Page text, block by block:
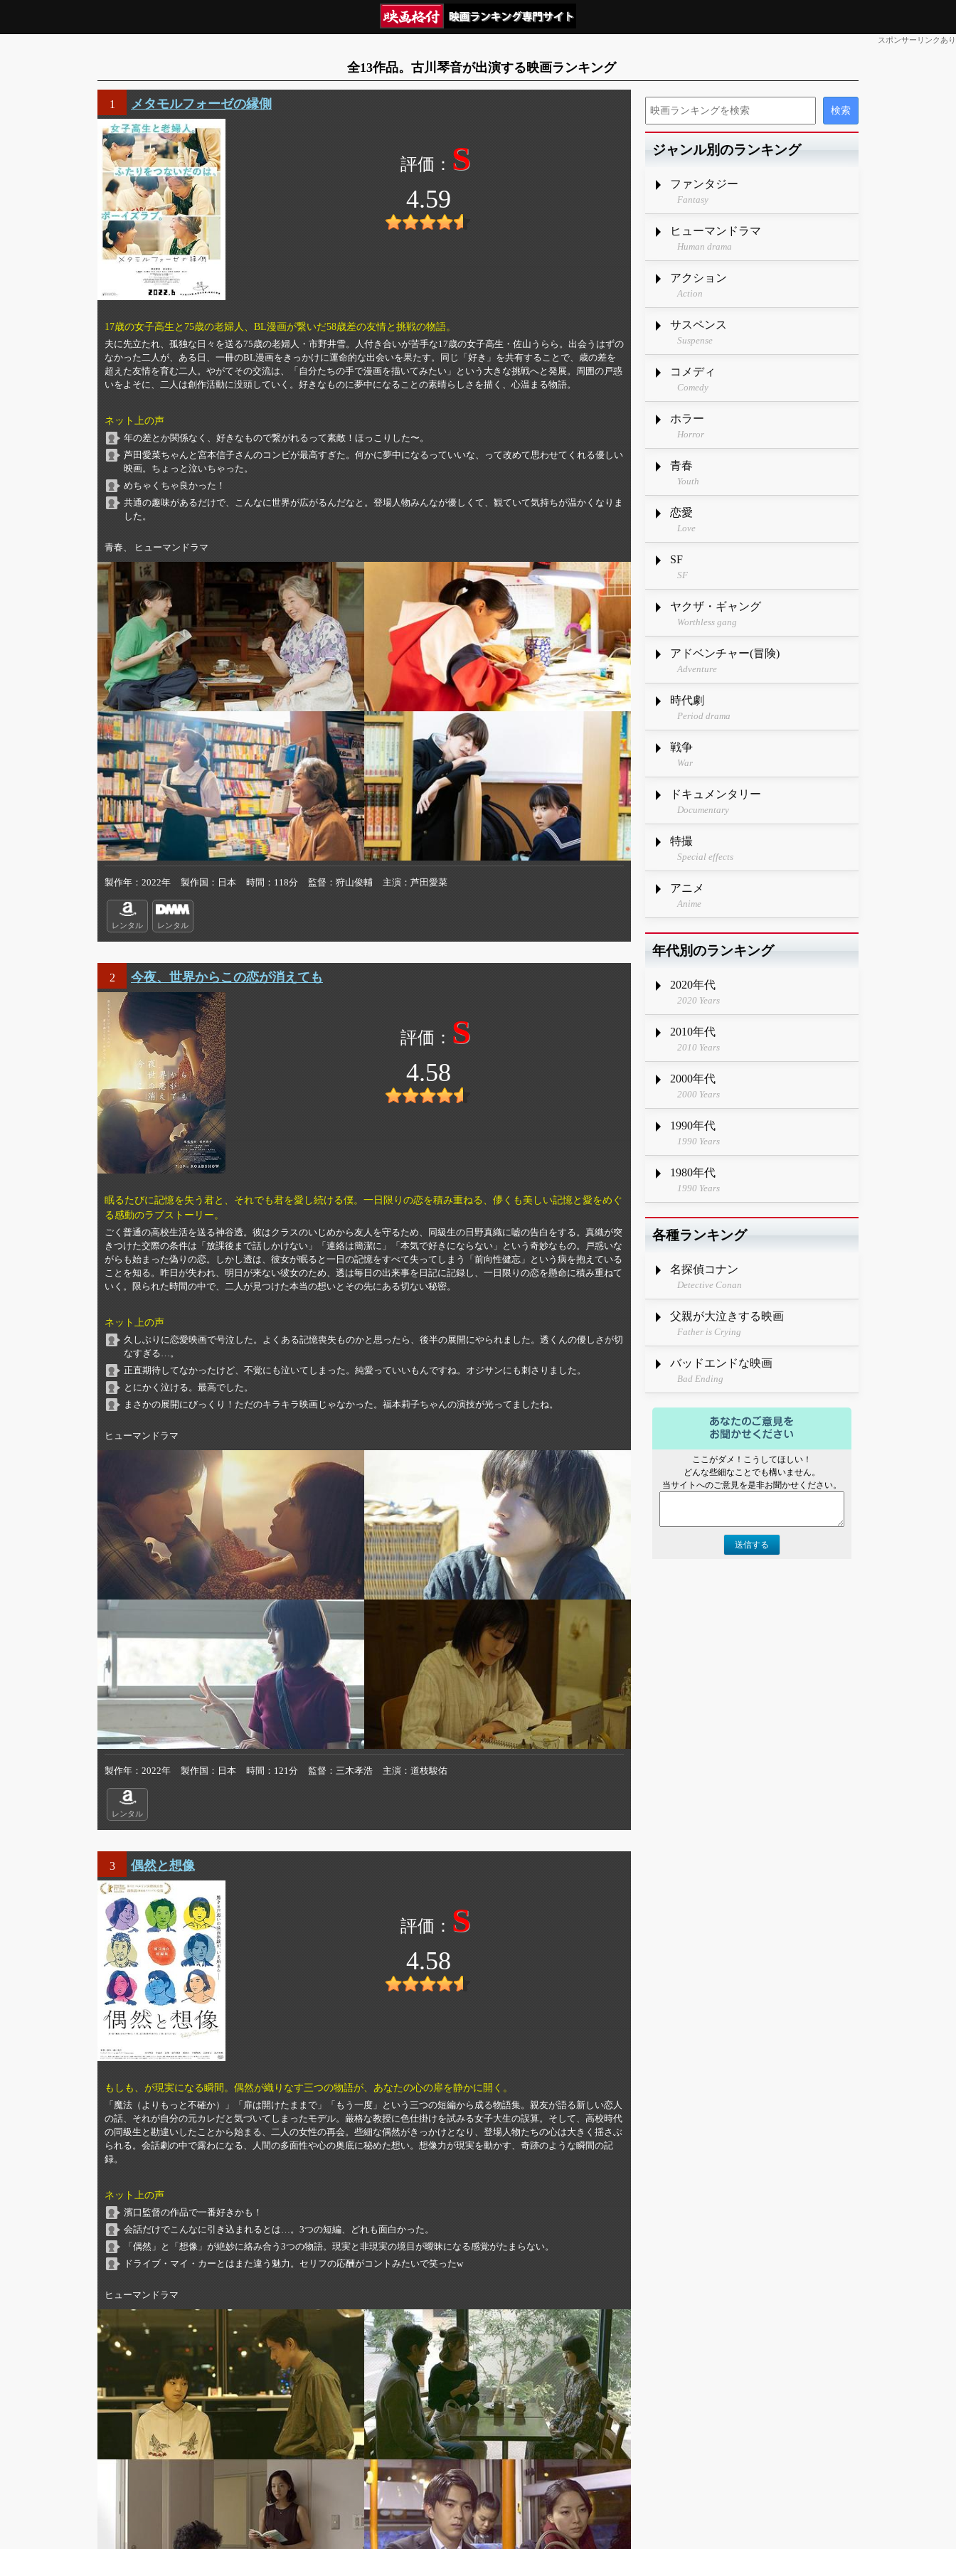
スポンサーリンクあり
全13作品。古川琴音が出演する映画ランキング
1 メタモルフォーゼの縁側
S
4.59
17歳の女子高生と75歳の老婦人、BL漫画が繋いだ58歳差の友情と挑戦の物語。
夫に先立たれ、孤独な日々を送る75歳の老婦人・市野井雪。人付き合いが苦手な17歳の女子高生・佐山うらら。出会うはずの
なかった二人が、ある日、一冊のBL漫画をきっかけに運命的な出会いを果たす。同じ「好き」を共有することで、歳の差を
超えた友情を育む二人。やがてその交流は、「自分たちの手で漫画を描いてみたい」という大きな挑戦へと発展。周囲の戸惑
いをよそに、二人は創作活動に没頭していく。好きなものに夢中になることの素晴らしさを描く、心温まる物語。
ネット上の声
年の差とか関係なく、好きなもので繋がれるって素敵！ほっこりした〜。
芦田愛菜ちゃんと宮本信子さんのコンビが最高すぎた。何かに夢中になるっていいな、って改めて思わせてくれる優しい
映画。ちょっと泣いちゃった。
めちゃくちゃ良かった！
共通の趣味があるだけで、こんなに世界が広がるんだなと。登場人物みんなが優しくて、観ていて気持ちが温かくなりま
した。
青春、 ヒューマンドラマ
製作年 2022年 製作国 日本 時間 118分 監督 狩山俊輔 主演 芦田愛菜
レンタル レンタル
2 今夜、世界からこの恋が消えても
S
4.58
眠るたびに記憶を失う君と、それでも君を愛し続ける僕。一日限りの恋を積み重ねる、儚くも美しい記憶と愛をめぐ
る感動のラブストーリー。
ごく普通の高校生活を送る神谷透。彼はクラスのいじめから友人を守るため、同級生の日野真織に嘘の告白をする。真織が突
きつけた交際の条件は「放課後まで話しかけない」「連絡は簡潔に」「本気で好きにならない」という奇妙なもの。戸惑いな
がらも始まった偽りの恋。しかし透は、彼女が眠ると一日の記憶をすべて失ってしまう「前向性健忘」という病を抱えている
ことを知る。昨日が失われ、明日が来ない彼女のため、透は毎日の出来事を日記に記録し、一日限りの恋を懸命に積み重ねて
いく。限られた時間の中で、二人が見つけた本当の想いとその先にある切ない秘密。
ネット上の声
久しぶりに恋愛映画で号泣した。よくある記憶喪失ものかと思ったら、後半の展開にやられました。透くんの優しさが切
なすぎる…。
正直期待してなかったけど、不覚にも泣いてしまった。純愛っていいもんですね。オジサンにも刺さりました。
とにかく泣ける。最高でした。
まさかの展開にびっくり！ただのキラキラ映画じゃなかった。福本莉子ちゃんの演技が光ってましたね。
ヒューマンドラマ
製作年 2022年 製作国 日本 時間 121分 監督 三木孝浩 主演 道枝駿佑
レンタル
3 偶然と想像
S
4.58
もしも、が現実になる瞬間。偶然が織りなす三つの物語が、あなたの心の扉を静かに開く。
「魔法（よりもっと不確か）」「扉は開けたままで」「もう一度」という三つの短編から成る物語集。親友が語る新しい恋人
の話、それが自分の元カレだと気づいてしまったモデル。厳格な教授に色仕掛けを試みる女子大生の誤算。そして、高校時代
の同級生と勘違いしたことから始まる、二人の女性の再会。些細な偶然がきっかけとなり、登場人物たちの心は大きく揺さぶ
られる。会話劇の中で露わになる、人間の多面性や心の奥底に秘めた想い。想像力が現実を動かす、奇跡のような瞬間の記
録。
ネット上の声
濱口監督の作品で一番好きかも！
会話だけでこんなに引き込まれるとは…。3つの短編、どれも面白かった。
「偶然」と「想像」が絶妙に絡み合う3つの物語。現実と非現実の境目が曖昧になる感覚がたまらない。
ドライブ・マイ・カーとはまた違う魅力。セリフの応酬がコントみたいで笑ったw
ヒューマンドラマ
ジャンル別のランキング
ファンタジー
Fantasy
ヒューマンドラマ
Human drama
アクション
Action
サスペンス
Suspense
コメディ
Comedy
ホラー
Horror
青春
Youth
恋愛
Love
SF
SF
ヤクザ・ギャング
Worthless gang
アドベンチャー(冒険)
Adventure
時代劇
Period drama
戦争
War
ドキュメンタリー
Documentary
特撮
Special effects
アニメ
Anime
年代別のランキング
2020年代
2020 Years
2010年代
2010 Years
2000年代
2000 Years
1990年代
1990 Years
1980年代
1990 Years
各種ランキング
名探偵コナン
Detective Conan
父親が大泣きする映画
Father is Crying
バッドエンドな映画
Bad Ending
ここがダメ！こうしてほしい！
どんな些細なことでも構いません。
当サイトへのご意見を是非お聞かせください。
送信する